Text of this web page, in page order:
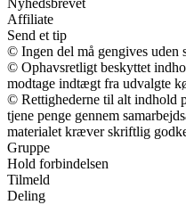
Nyhedsbrevet
Affiliate
Send et tip
© Ingen del må gengives uden
© Ophavsretligt beskyttet
modtage indtægt fra udvalgte
© Rettighederne til alt indhold
tjene penge gennem
materialet kræver skriftlig
Gruppe
Hold forbindelsen
Tilmeld
Deling